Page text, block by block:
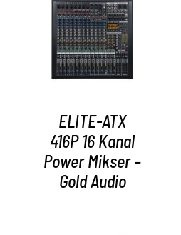
AYRINTILAR
ELITE-ATX
416P 16 Kanal
Power Mikser –
Gold Audio